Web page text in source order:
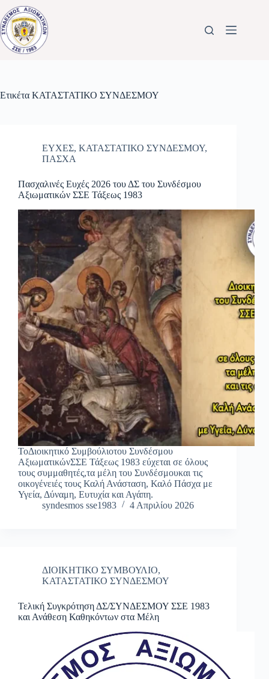
Μετάβαση
στο
περιεχόμενο
Ετικέτα ΚΑΤΑΣΤΑΤΙΚΟ ΣΥΝΔΕΣΜΟΥ
ΕΥΧΕΣ, ΚΑΤΑΣΤΑΤΙΚΟ ΣΥΝΔΕΣΜΟΥ,
ΠΑΣΧΑ
Πασχαλινές Ευχές 2026 του ΔΣ του Συνδέσμου
Αξιωματικών ΣΣΕ Τάξεως 1983
ΤοΔιοικητικό Συμβούλιοτου Συνδέσμου
ΑξιωματικώνΣΣΕ Τάξεως 1983 εύχεται σε όλους
τους συμμαθητές,τα μέλη του Συνδέσμουκαι τις
οικογένειές τους Καλή Ανάσταση, Καλό Πάσχα με
Υγεία, Δύναμη, Ευτυχία και Αγάπη.
syndesmos sse1983
4 Απριλίου 2026
ΔΙΟΙΚΗΤΙΚΟ ΣΥΜΒΟΥΛΙΟ,
ΚΑΤΑΣΤΑΤΙΚΟ ΣΥΝΔΕΣΜΟΥ
Τελική Συγκρότηση ΔΣ/ΣΥΝΔΕΣΜΟΥ ΣΣΕ 1983
και Ανάθεση Καθηκόντων στα Μέλη